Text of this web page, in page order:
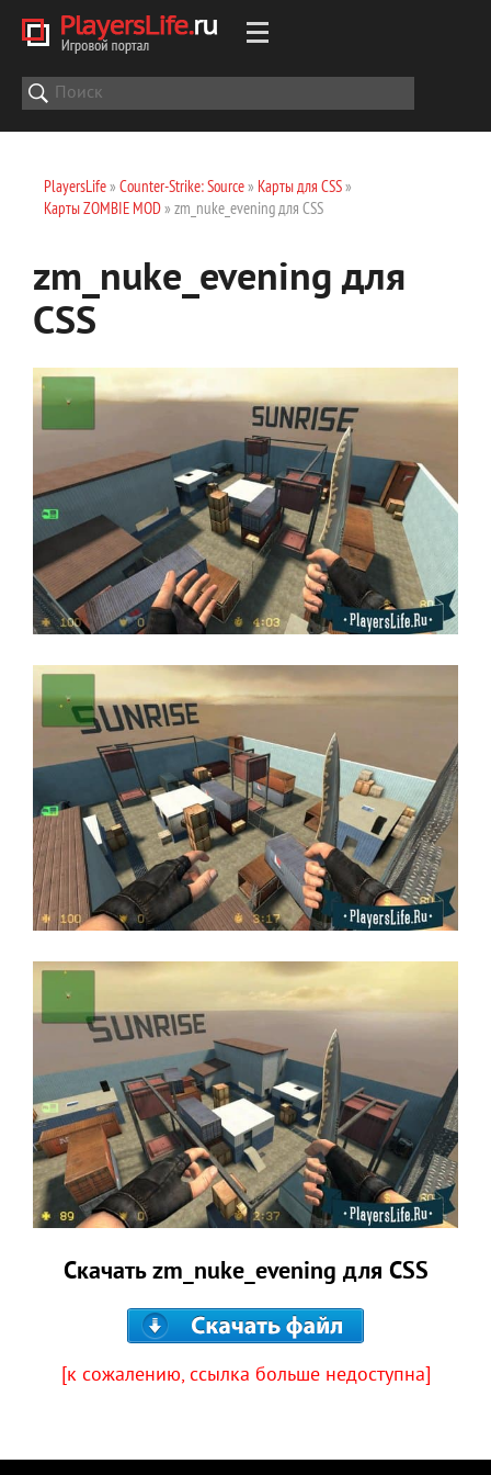
PlayersLife» Counter-Strike: Source» Карты для CSS»
Карты ZOMBIE MOD» zm_nuke_evening для CSS
zm_nuke_evening для
CSS
Скачать zm_nuke_evening для CSS
[к сожалению, ссылка больше недоступна]